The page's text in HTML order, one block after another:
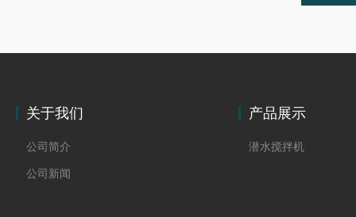
关于我们
公司简介
公司新闻
产品展示
潜水搅拌机